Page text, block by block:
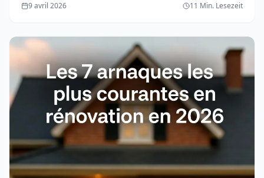
Renovierung in Wallonien.
9 avril 2026 11 Min. Lesezeit